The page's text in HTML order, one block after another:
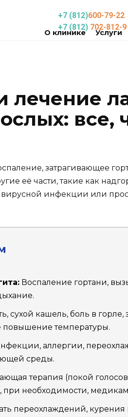
+7 (812)600-79-22
+7 (812) 702-812-9
О клинике Услуги
все,
затрагивающее
её части, такие как
вирусной инфекции или
Воспаление гортани,
сухой кашель, боль в горле,
повышение температуры.
аллергии,
среды.
терапия (покой
при необходимости,
переохлаждений, курения